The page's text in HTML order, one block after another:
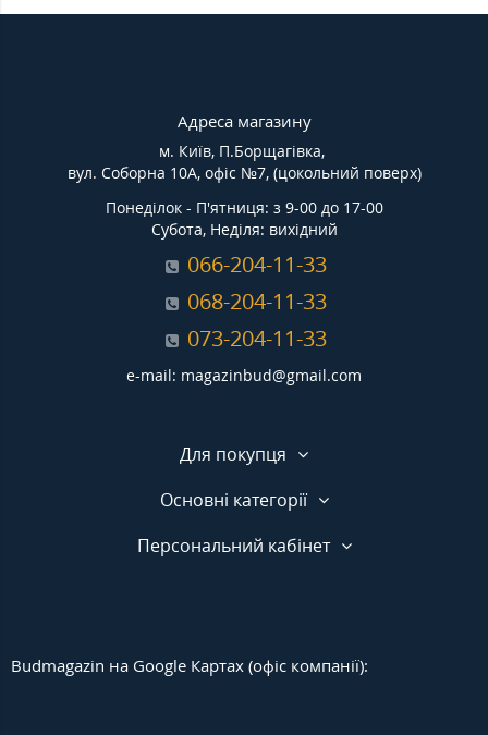
Адреса магазину
м. Київ, П.Борщагівка,
вул. Соборна 10А, офіс №7, (цокольний поверх)
Понеділок - П'ятниця: з 9-00 до 17-00
Субота, Неділя: вихідний
066-204-11-33
068-204-11-33
073-204-11-33
e-mail: magazinbud@gmail.com
Для покупця
Основні категорії
Персональний кабінет
Budmagazin на Google Картах (офіс компанії):